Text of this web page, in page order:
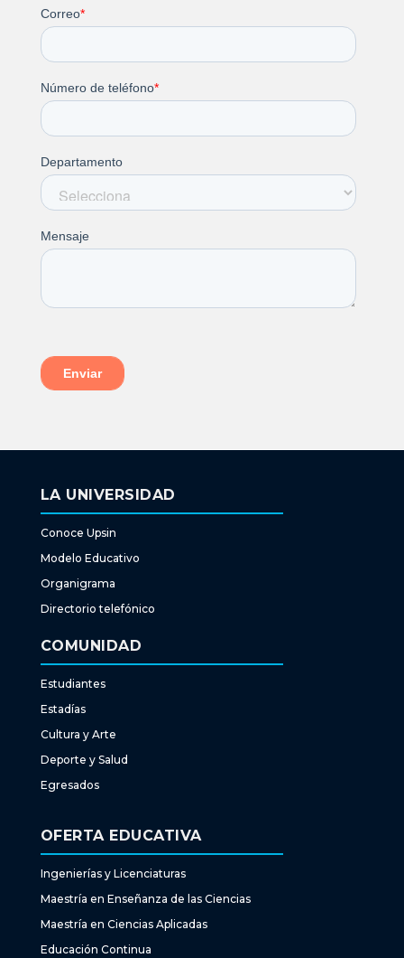
LA UNIVERSIDAD
Conoce Upsin
Modelo Educativo
Organigrama
Directorio telefónico
COMUNIDAD
Estudiantes
Estadías
Cultura y Arte
Deporte y Salud
Egresados
OFERTA EDUCATIVA
Ingenierías y Licenciaturas
Maestría en Enseñanza de las Ciencias
Maestría en Ciencias Aplicadas
Educación Continua